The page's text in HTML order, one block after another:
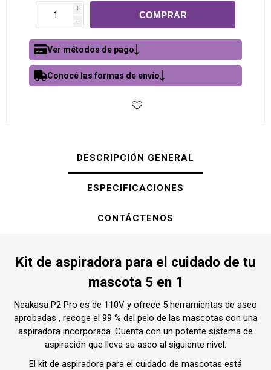
i
h
Ver métodos de pago
Conocé las formas de envío
DESCRIPCIÓN GENERAL
ESPECIFICACIONES
CONTÁCTENOS
Kit de aspiradora para el cuidado de tu
mascota 5 en 1
Neakasa P2 Pro es de 110V y ofrece 5 herramientas de aseo
aprobadas , recoge el 99 % del pelo de las mascotas con una
aspiradora incorporada. Cuenta con un potente sistema de
aspiración que lleva su aseo al siguiente nivel.
El kit de aspiradora para el cuidado de mascotas está